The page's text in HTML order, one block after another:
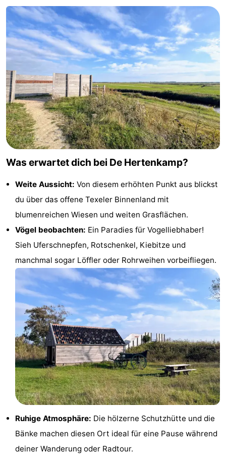
Waal
Oosterend
Natur
Schönste
Aussichtspunkte
Übernachten
Appartements
-
Bosch
en
-
De
-
Holland
Land
Zeezicht
Strandhuys
Strandplevier
Campingplätze
Ferienhäuser
Eibernest
Hoogelandt
Beach
Park
Texel
Buytenveldt
De
Krim
EuroParcs
Texel
-
Kustpark
Was erwartet dich bei De Hertenkamp?
Weite Aussicht: Von diesem erhöhten Punkt aus blickst
du über das offene Texeler Binnenland mit
blumenreichen Wiesen und weiten Grasflächen.
Vögel beobachten: Ein Paradies für Vogelliebhaber!
Sieh Uferschnepfen, Rotschenkel, Kiebitze und
manchmal sogar Löffler oder Rohrweihen vorbeifliegen.
Ruhige Atmosphäre: Die hölzerne Schutzhütte und die
Bänke machen diesen Ort ideal für eine Pause während
deiner Wanderung oder Radtour.